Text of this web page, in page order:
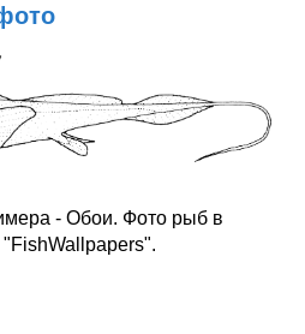
- Обои. Фото рыб в